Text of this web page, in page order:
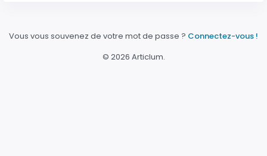
Vous vous souvenez de votre mot de passe ? Connectez-vous !
© 2026 Articlum.